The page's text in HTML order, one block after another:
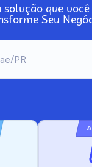
solução que
Seu